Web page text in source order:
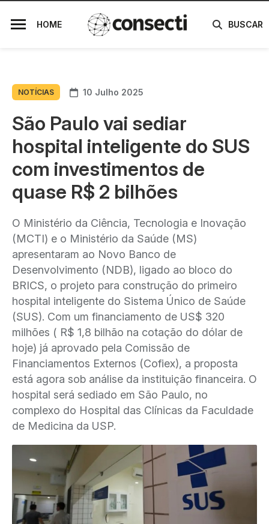
HOME BUSCAR
NOTÍCIAS 10 Julho 2025
São Paulo vai sediar
hospital inteligente do SUS
com investimentos de
quase R$ 2 bilhões
O Ministério da Ciência, Tecnologia e Inovação
(MCTI) e o Ministério da Saúde (MS)
apresentaram ao Novo Banco de
Desenvolvimento (NDB), ligado ao bloco do
BRICS, o projeto para construção do primeiro
hospital inteligente do Sistema Único de Saúde
(SUS). Com um financiamento de US$ 320
milhões ( R$ 1,8 bilhão na cotação do dólar de
hoje) já aprovado pela Comissão de
Financiamentos Externos (Cofiex), a proposta
está agora sob análise da instituição financeira. O
hospital será sediado em São Paulo, no
complexo do Hospital das Clínicas da Faculdade
de Medicina da USP.